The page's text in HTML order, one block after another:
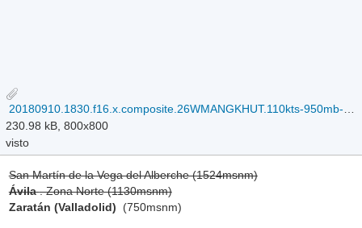
20180910.1830.f16.x.composite.26WMANGKHUT.110kts-950mb-140N-1426E.099pc.jpg
230.98 kB, 800x800
visto
San Martín de la Vega del Alberche (1524msnm)
Ávila. Zona Norte (1130msnm)
Zaratán (Valladolid) (750msnm)